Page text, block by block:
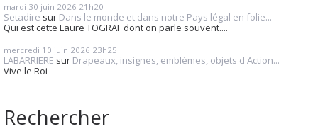
mardi 30 juin 2026 21h20
Setadire sur Dans le monde et dans notre Pays légal en folie...
Qui est cette Laure TOGRAF dont on parle souvent....
mercredi 10 juin 2026 23h25
LABARRIERE sur Drapeaux, insignes, emblèmes, objets d'Action...
Vive le Roi
Rechercher